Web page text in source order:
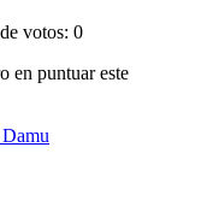
votos: 0
en puntuar este